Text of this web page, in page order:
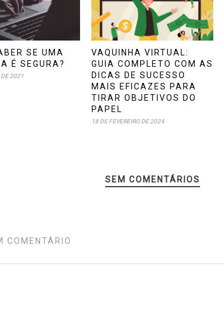
SE UMA
É SEGURA?
DE 2021
VAQUINHA VIRTUAL:
GUIA COMPLETO COM AS
DICAS DE SUCESSO
MAIS EFICAZES PARA
TIRAR OBJETIVOS DO
PAPEL
18 DE FEVEREIRO DE 2024
SEM COMENTÁRIOS
COMENTÁRIO